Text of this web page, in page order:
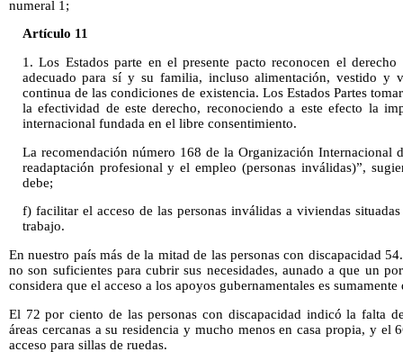
numeral 1;
Artículo 11
1. Los Estados parte en el presente pacto reconocen el
adecuado para sí y su familia, incluso alimentación, vestido y
continua de las condiciones de existencia. Los Estados Partes
la efectividad de este derecho, reconociendo a este efecto la
internacional fundada en el libre consentimiento.
La recomendación número 168 de la Organización Internacional
readaptación profesional y el empleo (personas inválidas)”,
debe;
f) facilitar el acceso de las personas inválidas a viviendas
trabajo.
En nuestro país más de la mitad de las personas con discapacidad
no son suficientes para cubrir sus necesidades, aunado a que un
considera que el acceso a los apoyos gubernamentales es
El 72 por ciento de las personas con discapacidad indicó la falta
áreas cercanas a su residencia y mucho menos en casa propia, y el
acceso para sillas de ruedas.